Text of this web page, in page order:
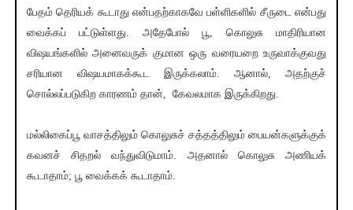
பேதம் தெரியக் கூடாது என்பதற்காகவே பள்ளிகளில் சீருடை என்பது
வைக்கப் பட்டுள்ளது. அதேபோல் பூ, கொலுசு மாதிரியான
விஷயங்களில் அனைவருக் குமான ஒரு வரையறை உருவாக்குவது
சரியான விஷயமாகக்கூட இருக்கலாம். ஆனால், அதற்குச்
சொல்லப்படுகிற காரணம் தான், கேவலமாக இருக்கிறது.
மல்லிகைப்பூ வாசத்திலும் கொலுசுச் சத்தத்திலும் பையன்களுக்குக்
கவனச் சிதறல் வந்துவிடுமாம். அதனால் கொலுசு அணியக்
கூடாதாம்; பூ வைக்கக் கூடாதாம்.